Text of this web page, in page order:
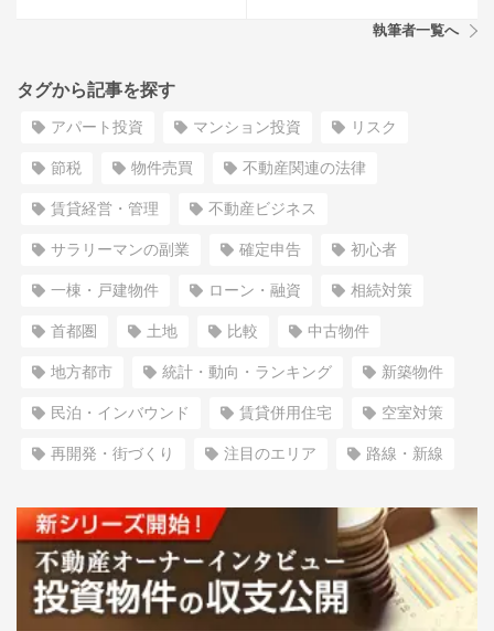
執筆者一覧へ
タグから記事を探す
アパート投資 マンション投資 リスク
節税 物件売買 不動産関連の法律
賃貸経営・管理 不動産ビジネス
サラリーマンの副業 確定申告 初心者
一棟・戸建物件 ローン・融資 相続対策
首都圏 土地 比較 中古物件
地方都市 統計・動向・ランキング 新築物件
民泊・インバウンド 賃貸併用住宅 空室対策
再開発・街づくり 注目のエリア 路線・新線